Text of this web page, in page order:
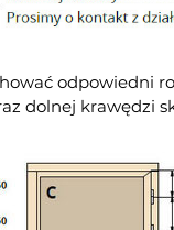
dolnej krawędzi